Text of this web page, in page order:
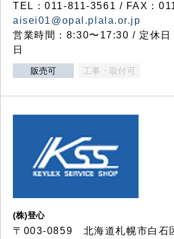
TEL：011-811-3561 / FAX：
aisei01@opal.plala.or.jp
営業時間：8:30〜17:30 / 定休日
日
販売可 工事・取付可
(株)登心
〒003-0859 北海道札幌市白石